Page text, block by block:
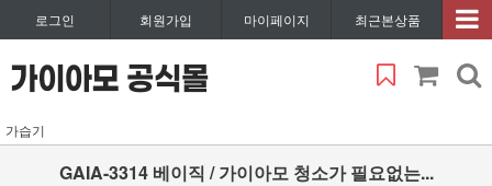
로그인 회원가입 마이페이지 최근본상품
가습기
GAIA-3314 베이직 / 가이아모 청소가 필요없는...